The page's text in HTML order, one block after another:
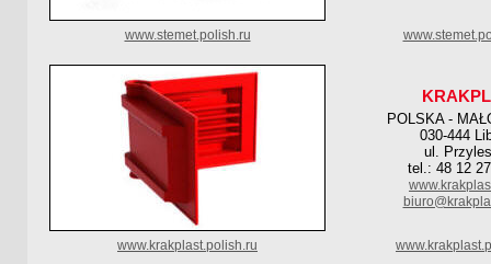
www.stemet.polish.ru
POLSKA -
030-444
ul.
tel.: 48 12
www.krakplast.polish.ru